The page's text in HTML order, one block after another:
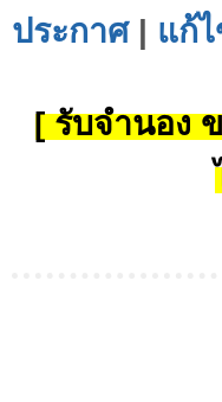
ประกาศ| แก้
[ รับจำนอง